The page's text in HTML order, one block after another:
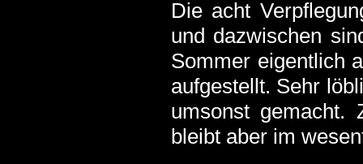
Die acht
und dazwischen
Sommer eigentlich
aufgestellt. Sehr
umsonst gemacht.
bleibt aber im